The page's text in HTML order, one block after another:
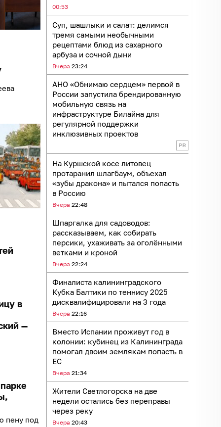
00:53
Суп, шашлыки и салат: делимся
тремя самыми необычными
рецептами блюд из сахарного
арбуза и сочной дыни
Вчера 23:24
АНО «Обнимаю сердцем» первой в
России запустила брендированную
мобильную связь на
инфраструктуре Билайна для
регулярной поддержки
инклюзивных проектов
На Куршской косе литовец
протаранил шлагбаум, объехал
«зубы дракона» и пытался попасть
в Россию
Вчера 22:48
Шпаргалка для садоводов:
рассказываем, как собирать
персики, ухаживать за оголёнными
ветками и кроной
Вчера 22:24
Финалиста калининградского
Кубка Балтики по теннису 2025
дисквалифицировали на 3 года
Вчера 22:16
Вместо Испании проживут год в
колонии: кубинец из Калининграда
помогал двоим землякам попасть в
ЕС
Вчера 21:34
Жители Светлогорска на две
недели остались без переправы
через реку
Вчера 20:43
в
—
пену под